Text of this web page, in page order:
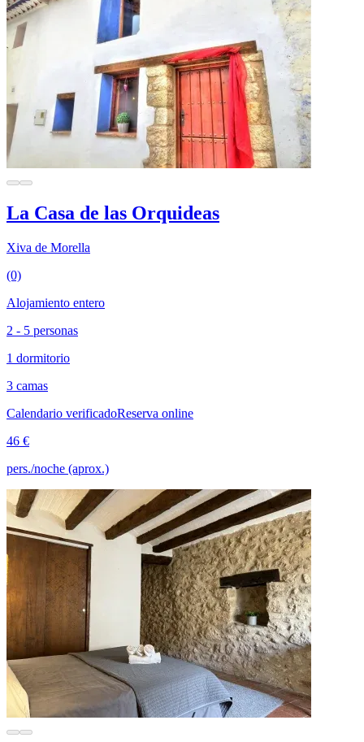
La Casa de las Orquideas
Xiva de Morella
(0)
Alojamiento entero
2 - 5 personas
1 dormitorio
3 camas
Calendario verificadoReserva online
46 €
pers./noche (aprox.)